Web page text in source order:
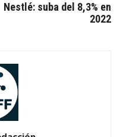
Nestlé: suba del 8,3% en
2022